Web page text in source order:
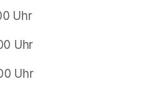
Uhr
Uhr
Uhr